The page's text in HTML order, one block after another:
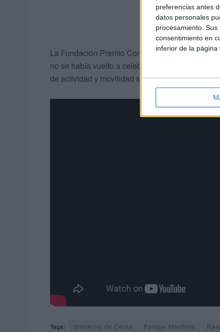
preferencias antes
datos personales
procesamiento.
consentimiento en
inferior de la página
La Fundación Premio Convivencia comenzó a
no se había vuelto a celebrar a causa de la
de actividad y movilidad social impuestas.
Tags: Gobierno de Ceuta Parque Marítimo